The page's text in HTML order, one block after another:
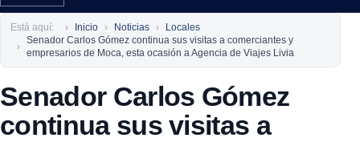
Está aquí: Inicio Noticias
Locales
Senador Carlos Gómez continua sus visitas a comerciantes y
empresarios de Moca, esta ocasión a Agencia de Viajes Livia
Senador Carlos Gómez
continua sus visitas a